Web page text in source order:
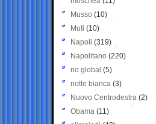
Musso (10)
Muti (10)
Napoli (319)
Napolitano (220)
no global (5)
notte bianca (3)
Nuovo Centrodestra (2)
Obama (11)